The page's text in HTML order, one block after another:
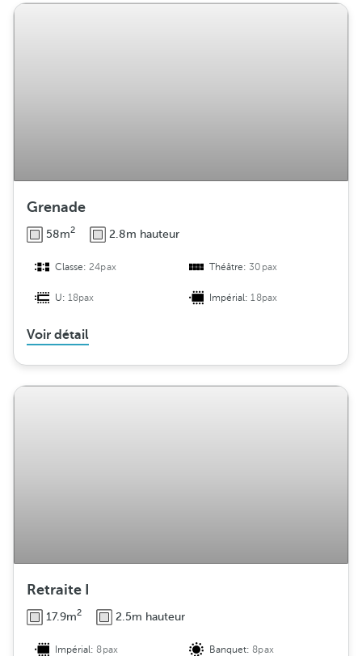
Grenade
58m2 2.8m hauteur
Classe:24pax Théâtre:30pax
U:18pax Impérial:18pax
Voir détail
Retraite I
17.9m2 2.5m hauteur
Impérial:8pax Banquet:8pax